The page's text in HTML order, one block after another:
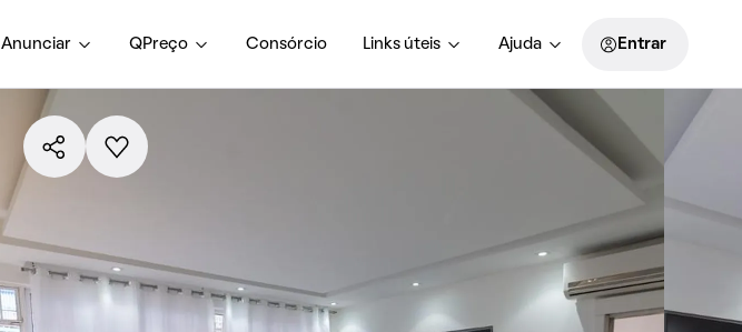
Anunciar QPreço Consórcio Links úteis Ajuda Entrar